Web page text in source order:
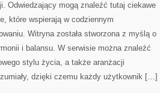
Odwiedzający mogą znaleźć tutaj ciekawe
które wspierają w codziennym
Witryna została stworzona z myślą o
i balansu. W serwisie można znaleźć
stylu życia, a także aranżacji
dzięki czemu każdy użytkownik […]